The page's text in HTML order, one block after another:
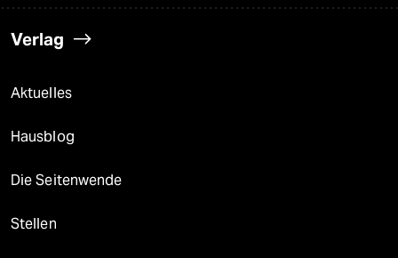
Verlag
Aktuelles
Hausblog
Die Seitenwende
Stellen